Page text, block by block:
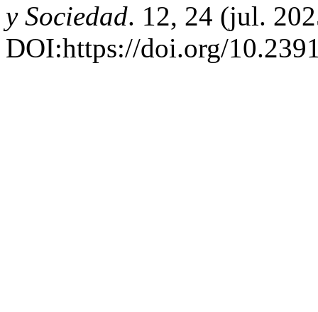
y Sociedad. 12, 24 (jul.
DOI:https://doi.org/